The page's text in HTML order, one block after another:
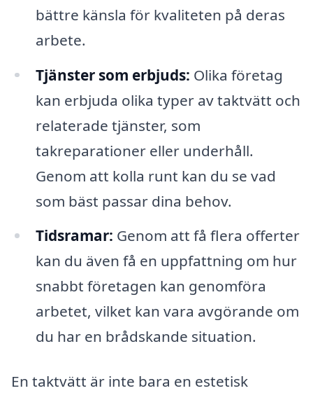
bättre känsla för kvaliteten på deras
arbete.
Tjänster som erbjuds: Olika företag
kan erbjuda olika typer av taktvätt och
relaterade tjänster, som
takreparationer eller underhåll.
Genom att kolla runt kan du se vad
som bäst passar dina behov.
Tidsramar: Genom att få flera offerter
kan du även få en uppfattning om hur
snabbt företagen kan genomföra
arbetet, vilket kan vara avgörande om
du har en brådskande situation.
En taktvätt är inte bara en estetisk